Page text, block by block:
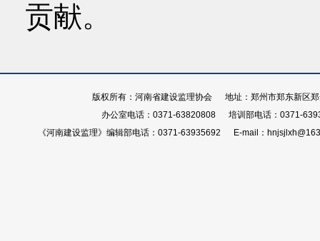
贡献。
版权所有：河南省建设监理协会 地址：郑州市郑东新区
办公室电话：0371-63820808 培训部电话：0371-
《河南建设监理》编辑部电话：0371-63935692 E-mail：